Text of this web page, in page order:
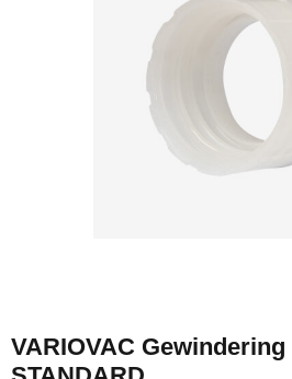
VARIOVAC